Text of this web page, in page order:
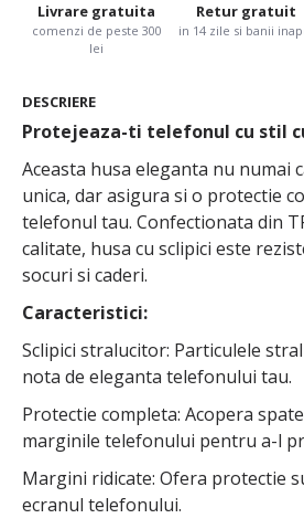
Livrare gratuita
comenzi de peste 300
lei
Retur gratuit
in 14 zile si banii
DESCRIERE
Protejeaza-ti telefonul cu stil
Aceasta husa eleganta nu numai
unica, dar asigura si o protectie
telefonul tau. Confectionata din
calitate, husa cu sclipici este
socuri si caderi.
Caracteristici:
Sclipici stralucitor: Particulele
nota de eleganta telefonului tau.
Protectie completa: Acopera
marginile telefonului pentru a-l
Margini ridicate: Ofera protectie
ecranul telefonului.